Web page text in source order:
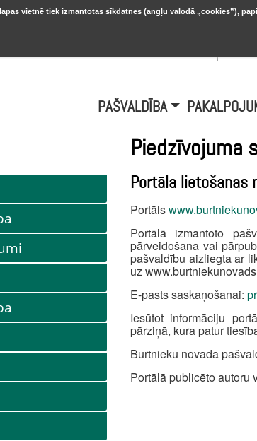
PAŠVALDĪBA
Piedzīvojuma
Portāla lietošanas
Portāls
Portālā izmantoto
pārveidošana vai
pašvaldību aizliegta ar
uz
E-pasts saskaņošanai:
Iesūtot informāciju
pārziņā, kura patur
Burtnieku novada
Portālā publicēto autoru
vietnē tiek izmantotas sīkdatnes (angļu valodā „cookies”),